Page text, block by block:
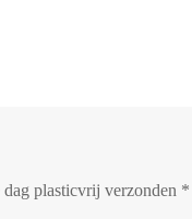
plasticvrij verzonden